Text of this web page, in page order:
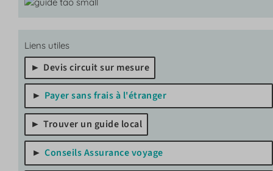
Liens utiles
Devis circuit sur mesure
Payer sans frais à l'étranger
Trouver un guide local
Conseils Assurance voyage